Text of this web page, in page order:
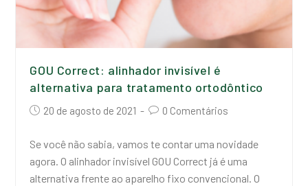
GOU Correct: alinhador invisível é
alternativa para tratamento ortodôntico
20 de agosto de 2021 0 Comentários
Se você não sabia, vamos te contar uma novidade
agora. O alinhador invisível GOU Correct já é uma
alternativa frente ao aparelho fixo convencional. O